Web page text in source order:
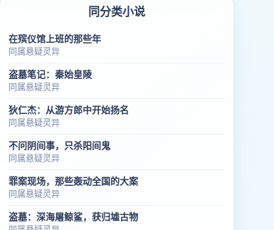
同分类小说
在殡仪馆上班的那些年
同属悬疑灵异
盗墓笔记：秦始皇陵
同属悬疑灵异
狄仁杰：从游方郎中开始扬名
同属悬疑灵异
不问阴间事，只杀阳间鬼
同属悬疑灵异
罪案现场，那些轰动全国的大案
同属悬疑灵异
盗墓：深海屠鲸鲨，获归墟古物